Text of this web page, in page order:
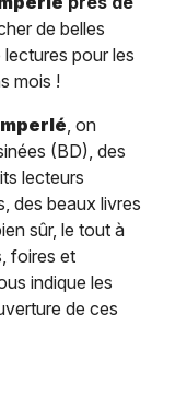
de belles
pour les
mois !
, on
(BD), des
lecteurs
des beaux livres
sûr, le tout à
foires et
indique les
de ces